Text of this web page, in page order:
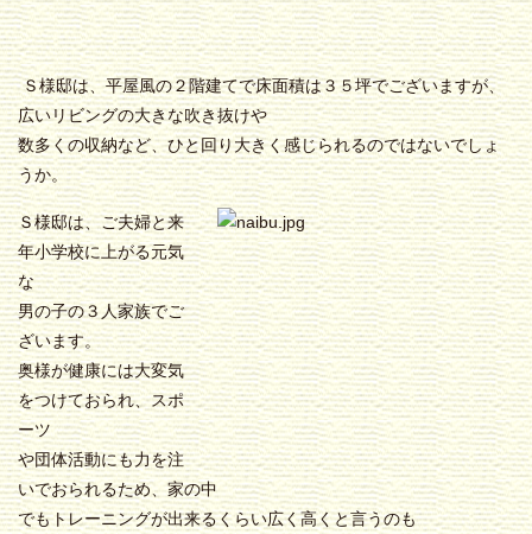
Ｓ様邸は、平屋風の２階建てで床面積は３５坪でございますが、
広いリビングの大きな吹き抜けや
数多くの収納など、ひと回り大きく感じられるのではないでしょ
うか。
Ｓ様邸は、ご夫婦と来
年小学校に上がる元気
な
男の子の３人家族でご
ざいます。
奥様が健康には大変気
をつけておられ、スポ
ーツ
や団体活動にも力を注
いでおられるため、家の中
でもトレーニングが出来るくらい広く高くと言うのも